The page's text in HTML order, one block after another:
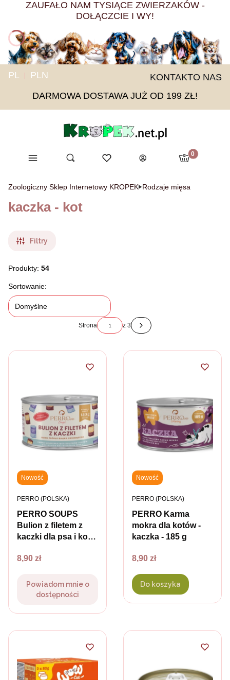
ZAUFAŁO NAM TYSIĄCE ZWIERZAKÓW -
DOŁĄCZCIE I WY!
PL PLN KONTAKTO NAS
DARMOWA DOSTAWA JUŻ OD 199 ZŁ!
Menu Otwórz wyszukiwarkę
Szukaj Ulubione
Zaloguj się
Produkty w
Koszyk
Zoologiczny Sklep Internetowy KROPEK Rodzaje mięsa
kaczka - kot
Filtry
Produkty: 54
Lista produktów
Sortowanie:
Domyślne
Strona z 3
Następne produkty
Nowość
PERRO SOUPS
Bulion z filetem z
kaczki dla psa i kota
PRODUCENT
PERRO (POLSKA)
Cena
8,90 zł
Powiadom mnie o
dostępności
Nowość
PERRO Karma
mokra dla kotów -
kaczka - 185 g
PRODUCENT
PERRO (POLSKA)
Cena
8,90 zł
Do koszyka